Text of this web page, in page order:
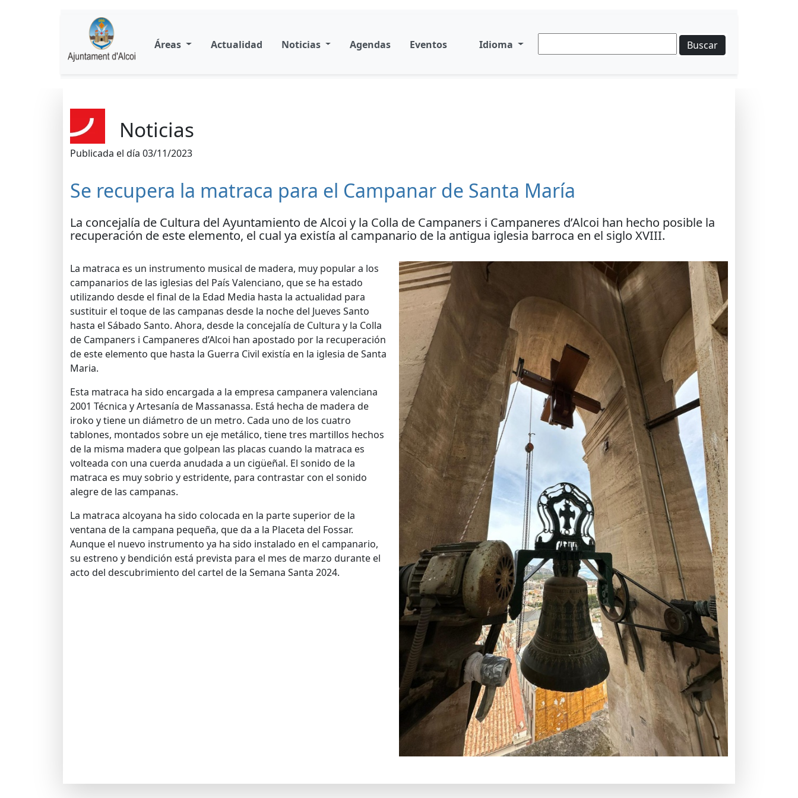
Áreas Actualidad Noticias Agendas Eventos Idioma Buscar
Noticias
Publicada el día 03/11/2023
Se recupera la matraca para el Campanar de Santa María
La concejalía de Cultura del Ayuntamiento de Alcoi y la Colla de Campaners i Campaneres d’Alcoi han hecho posible la
recuperación de este elemento, el cual ya existía al campanario de la antigua iglesia barroca en el siglo XVIII.
La matraca es un instrumento musical de madera, muy popular a los
campanarios de las iglesias del País Valenciano, que se ha estado
utilizando desde el final de la Edad Media hasta la actualidad para
sustituir el toque de las campanas desde la noche del Jueves Santo
hasta el Sábado Santo. Ahora, desde la concejalía de Cultura y la Colla
de Campaners i Campaneres d’Alcoi han apostado por la recuperación
de este elemento que hasta la Guerra Civil existía en la iglesia de Santa
Maria.
Esta matraca ha sido encargada a la empresa campanera valenciana
2001 Técnica y Artesanía de Massanassa. Está hecha de madera de
iroko y tiene un diámetro de un metro. Cada uno de los cuatro
tablones, montados sobre un eje metálico, tiene tres martillos hechos
de la misma madera que golpean las placas cuando la matraca es
volteada con una cuerda anudada a un cigüeñal. El sonido de la
matraca es muy sobrio y estridente, para contrastar con el sonido
alegre de las campanas.
La matraca alcoyana ha sido colocada en la parte superior de la
ventana de la campana pequeña, que da a la Placeta del Fossar.
Aunque el nuevo instrumento ya ha sido instalado en el campanario,
su estreno y bendición está prevista para el mes de marzo durante el
acto del descubrimiento del cartel de la Semana Santa 2024.